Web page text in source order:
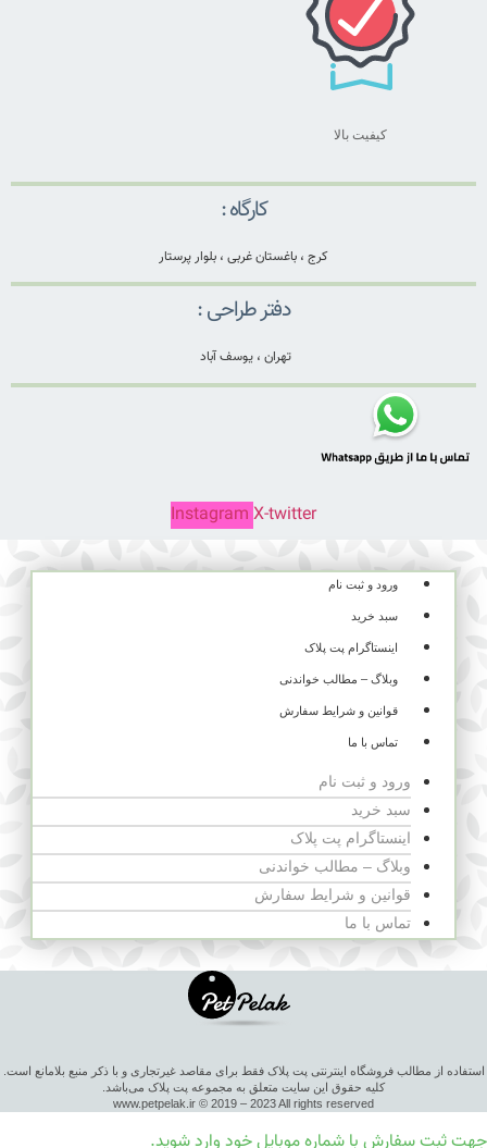
کیفیت بالا
کارگاه :
کرج ، باغستان غربی ، بلوار پرستار
دفتر طراحی :
تهران ، یوسف آباد
Instagram X-twitter
ورود و ثبت نام
سبد خرید
اینستاگرام پت پلاک
وبلاگ – مطالب خواندنی
قوانین و شرایط سفارش
تماس با ما
ورود و ثبت نام
سبد خرید
اینستاگرام پت پلاک
وبلاگ – مطالب خواندنی
قوانین و شرایط سفارش
تماس با ما
استفاده از مطالب فروشگاه اینترنتی پت پلاک فقط برای مقاصد غیرتجاری و با ذکر منبع بلامانع است.
کلیه حقوق این سایت متعلق به مجموعه پت پلاک می‌باشد.
www.petpelak.ir © 2019 – 2023 All rights reserved
جهت ثبت سفارش با شماره موبایل خود وارد شوید.